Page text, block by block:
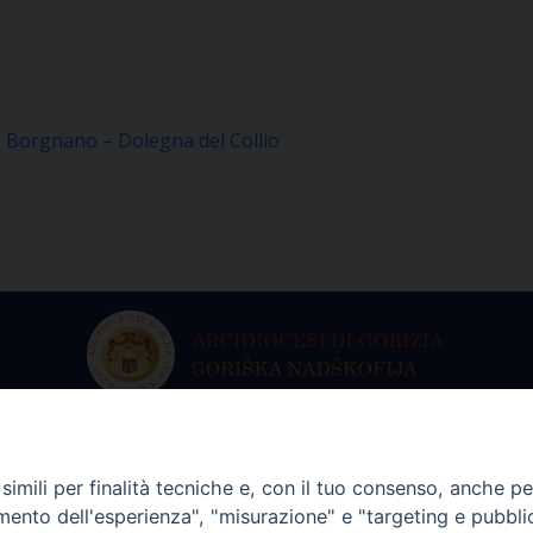
– Dolegna del Collio
a venerdì
Da lunedì a
per finalità tecniche e, con il tuo consenso, anche
dell'esperienza", "misurazione" e "targeting e